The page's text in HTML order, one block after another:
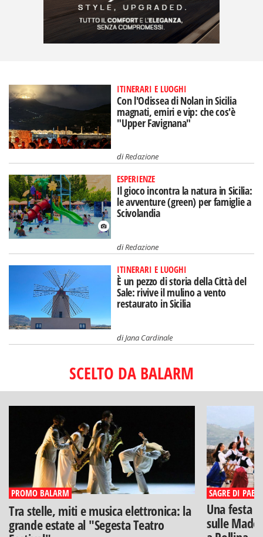
ITINERARI E LUOGHI
Con l'Odissea di Nolan in Sicilia
magnati, emiri e vip: che cos'è
"Upper Favignana"
diRedazione
ESPERIENZE
Il gioco incontra la natura in Sicilia:
le avventure (green) per famiglie a
Scivolandia
diRedazione
ITINERARI E LUOGHI
È un pezzo di storia della Città del
Sale: rivive il mulino a vento
restaurato in Sicilia
diJana Cardinale
SCELTO DA BALARM
PROMO BALARM
Tra stelle, miti e musica elettronica: la
grande estate al "Segesta Teatro
SAGRE DI PAESE
Una festa
sulle